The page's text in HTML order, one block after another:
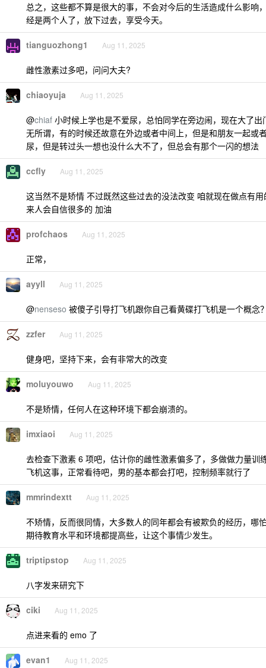
总之，这些都不算是很大的事，不会对今后的生活造成什么影响
经是两个人了，放下过去，享受今天。
tianguozhong1 Aug 11, 2025
雌性激素过多吧，问问大夫?
chiaoyuja Aug 11, 2025
@chiaf 小时候上学也是不爱尿，总怕同学在旁边闹，现在大了
无所谓，有的时候还故意在外边或者中间上，但是和朋友一起或
尿，但是转过头一想也没什么大不了，但总会有那个一闪的想法
ccfly Aug 11, 2025
这当然不是矫情 不过既然这些过去的没法改变 咱就现在做点有
来人会自信很多的 加油
profchaos Aug 11, 2025
正常，
ayyll Aug 11, 2025
@nenseso 被傻子引导打飞机跟你自己看黄碟打飞机是一个概念
zzfer Aug 11, 2025
健身吧，坚持下来，会有非常大的改变
moluyouwo Aug 11, 2025
不是矫情，任何人在这种环境下都会崩溃的。
imxiaoi Aug 11, 2025
去检查下激素 6 项吧，估计你的雌性激素偏多了，多做做力量训
飞机这事，正常看待吧，男的基本都会打吧，控制频率就行了
mmrindextt Aug 11, 2025
不矫情，反而很同情，大多数人的同年都会有被欺负的经历，哪
期待教育水平和环境都提高些，让这个事情少发生。
triptipstop Aug 11, 2025
八字发来研究下
ciki Aug 11, 2025
点进来看的 emo 了
evan1 Aug 11, 2025